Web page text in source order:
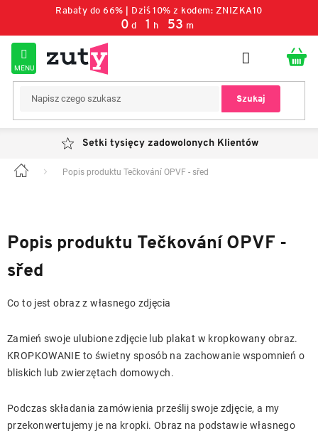
Rabaty do 66% | Dziś 10% z kodem: ZNIZKA10
0 d 1 h 53 m
Szukaj
Setki tysięcy zadowolonych Klientów
Home Popis produktu Tečkování OPVF - sřed
Popis produktu Tečkování OPVF -
sřed
Co to jest obraz z własnego zdjęcia
Zamień swoje ulubione zdjęcie lub plakat w kropkowany obraz.
KROPKOWANIE to świetny sposób na zachowanie wspomnień o
bliskich lub zwierzętach domowych.
Podczas składania zamówienia prześlij swoje zdjęcie, a my
przekonwertujemy je na kropki. Obraz na podstawie własnego